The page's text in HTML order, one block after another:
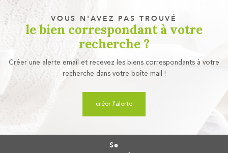
VOUS N'AVEZ PAS TROUVÉ
le bien correspondant à votre
recherche ?
Créer une alerte email et recevez les biens correspondants à votre
recherche dans votre boîte mail !
créer l'alerte
se